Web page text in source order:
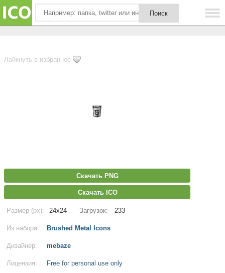
Лайкнуть в избранное
Скачать PNG
Скачать ICO
Размер (px): 24x24 Загрузок: 233
Из набора: Brushed Metal Icons
Дизайнер: mebaze
Лицензия: Free for personal use only